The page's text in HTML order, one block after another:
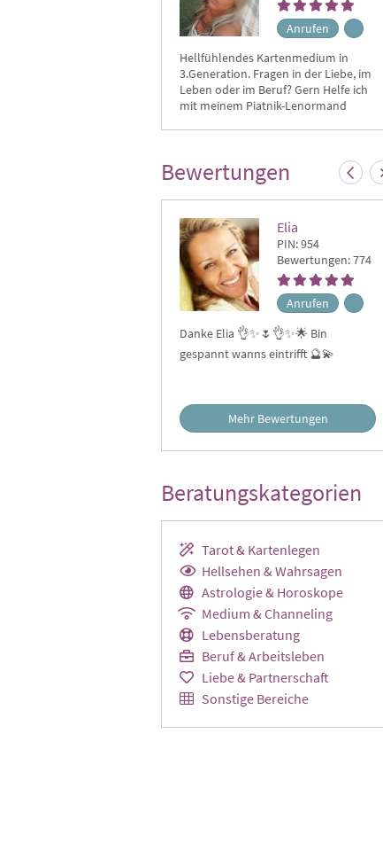
Anrufen
Hellfühlendes Kartenmedium in
3.Generation. Fragen in der Liebe, im
Leben oder im Beruf? Gern Helfe ich
mit meinem Piatnik-Lenormand
Bewertungen
Elia
PIN: 954
Bewertungen: 774
Anrufen
Danke Elia 👌✨🌷👌✨🌟 Bin
gespannt wanns eintrifft 🔮💫
Mehr Bewertungen
Beratungskategorien
Tarot & Kartenlegen
Hellsehen & Wahrsagen
Astrologie & Horoskope
Medium & Channeling
Lebensberatung
Beruf & Arbeitsleben
Liebe & Partnerschaft
Sonstige Bereiche